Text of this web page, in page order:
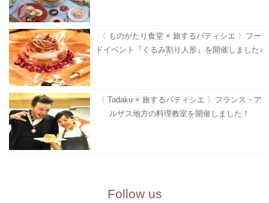
〈 ものがたり食堂 × 旅するパティシエ 〉フー
ドイベント『くるみ割り人形』を開催しました♪
〈 Tadaku × 旅するパティシエ 〉フランス・ア
ルザス地方の料理教室を開催しました！
Follow us